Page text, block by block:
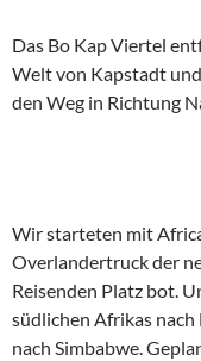
Das Bo Kap Viertel
Welt von Kapstadt
den Weg in Richtung
Wir starteten mit
Overlandertruck der
Reisenden Platz bot.
südlichen Afrikas
nach Simbabwe.